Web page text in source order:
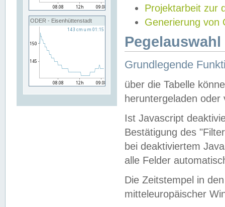
ODER - Eisenhüttenstadt
Projektarbeit zur
Generierung von
Grundlegende
über die Tabelle
heruntergeladen oder
Ist Javascript
Bestätigung des
bei deaktiviertem
alle Felder
Die Zeitstempel in
mitteleuropäischer